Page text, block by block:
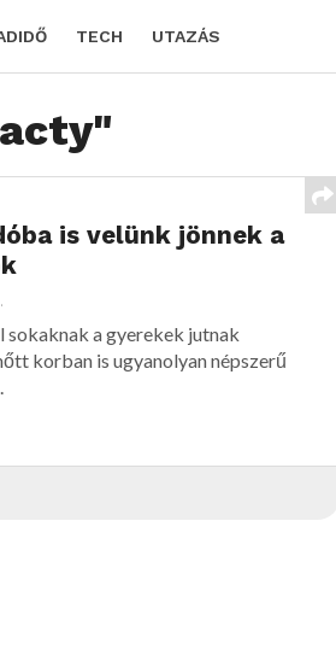
TECH UTAZÁS
is velünk jönnek a
a gyerekek jutnak
korban is ugyanolyan népszerű